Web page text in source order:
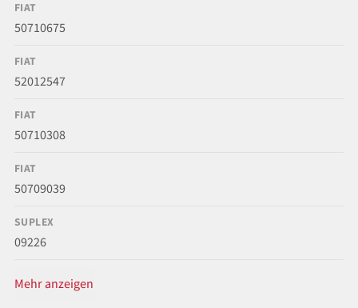
FIAT
50710675
FIAT
52012547
FIAT
50710308
FIAT
50709039
SUPLEX
09226
Mehr anzeigen